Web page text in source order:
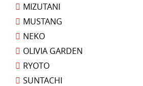
MIZUTANI
MUSTANG
NEKO
OLIVIA GARDEN
RYOTO
SUNTACHI